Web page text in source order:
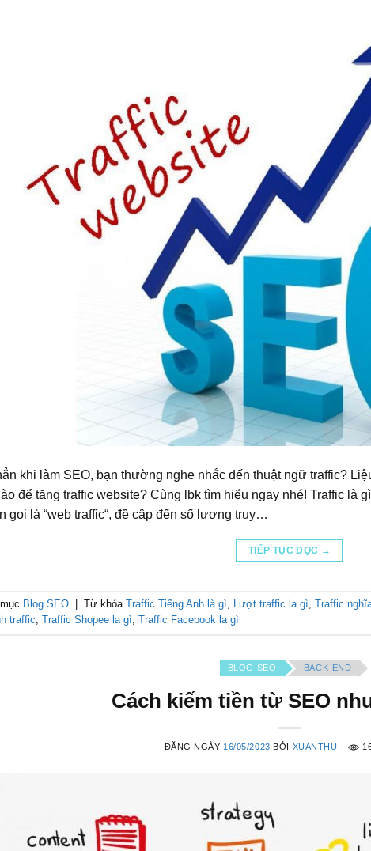
khi làm SEO, bạn thường nghe nhắc đến thuật ngữ traffic?
để tăng traffic website? Cùng lbk tìm hiểu ngay nhé! Traffic là
gọi là “web traffic“, đề cập đến số lượng truy…
TIẾP TỤC ĐỌC →
Blog SEO Từ khóa Traffic Tiếng Anh là gì, Lượt traffic la gì, Traffic
traffic, Traffic Shopee la gì, Traffic Facebook la gì
BLOG SEO BACK-END
Cách kiếm tiền từ SEO
ĐĂNG NGÀY 16/05/2023 BỞI XUANTHU